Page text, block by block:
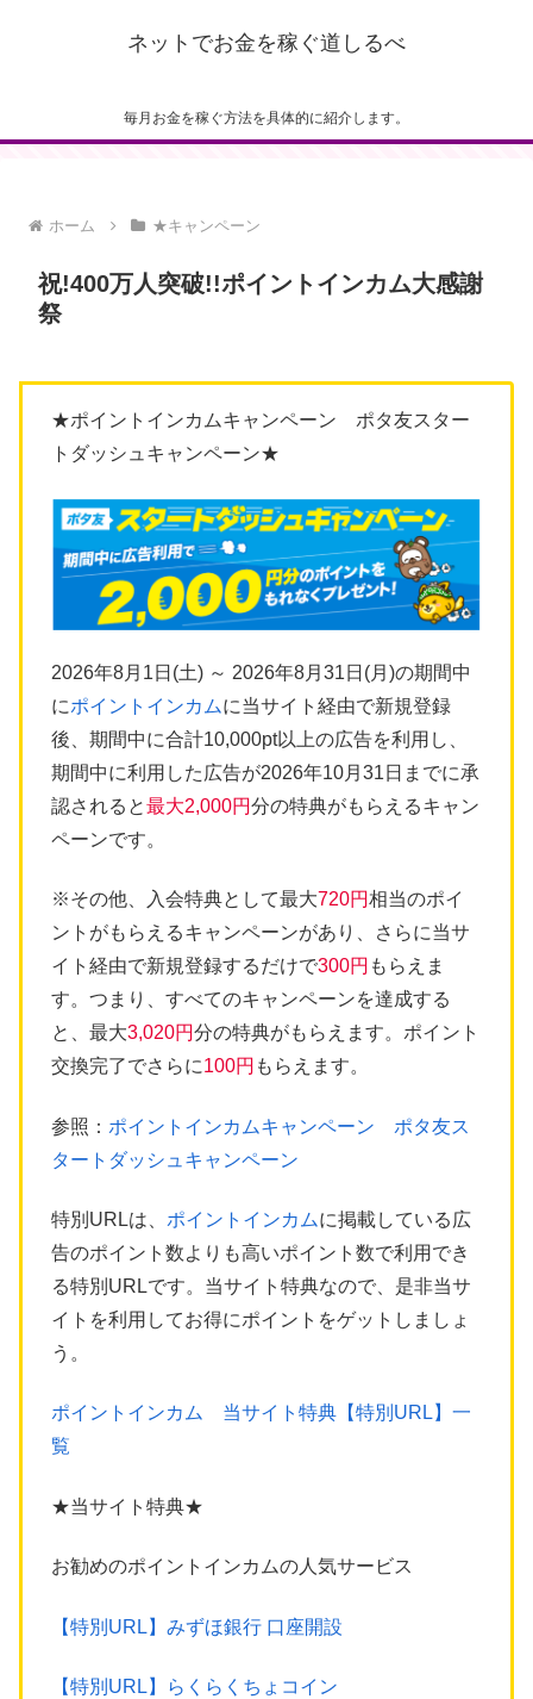
ネットでお金を稼ぐ道しるべ
毎月お金を稼ぐ方法を具体的に紹介します。
ホーム ★キャンペーン
祝!400万人突破!!ポイントインカム大感謝
祭
★ポイントインカムキャンペーン ポタ友スター
トダッシュキャンペーン★
2026年8月1日(土) ～ 2026年8月31日(月)の期間中
にポイントインカムに当サイト経由で新規登録
後、期間中に合計10,000pt以上の広告を利用し、
期間中に利用した広告が2026年10月31日までに承
認されると最大2,000円分の特典がもらえるキャン
ペーンです。
※その他、入会特典として最大720円相当のポイ
ントがもらえるキャンペーンがあり、さらに当サ
イト経由で新規登録するだけで300円 もらえま
す。つまり、すべてのキャンペーンを達成する
と、最大3,020円分の特典がもらえます。ポイント
交換完了でさらに100円 もらえます。
参照： ポイントインカムキャンペーン ポタ友ス
タートダッシュキャンペーン
特別URLは、 ポイントインカムに掲載している広
告のポイント数よりも高いポイント数で利用でき
る特別URLです。当サイト特典なので、是非当サ
イトを利用してお得にポイントをゲットしましょ
う。
ポイントインカム 当サイト特典【特別URL】一
覧
★当サイト特典★
お勧めのポイントインカムの人気サービス
【特別URL】みずほ銀行 口座開設
【特別URL】らくらくちょコイン